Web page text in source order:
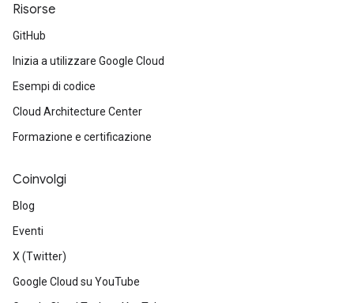
Risorse
GitHub
Inizia a utilizzare Google Cloud
Esempi di codice
Cloud Architecture Center
Formazione e certificazione
Coinvolgi
Blog
Eventi
X (Twitter)
Google Cloud su YouTube